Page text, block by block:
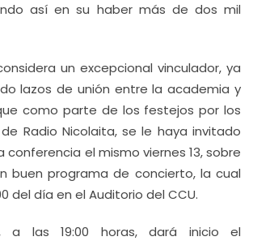
así en su haber más de dos mil
un excepcional vinculador, ya
lazos de unión entre la academia y
como parte de los festejos por los
Radio Nicolaita, se le haya invitado
conferencia el mismo viernes 13, sobre
buen programa de concierto, la cual
del día en el Auditorio del CCU.
a las 19:00 horas, dará inicio el